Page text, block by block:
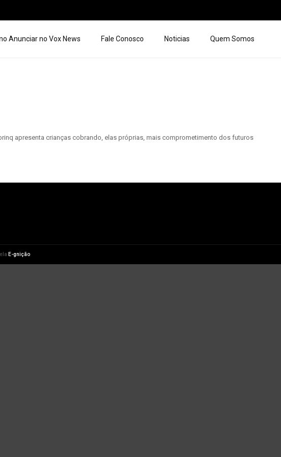
Anunciar no Vox News Fale Conosco Noticias Quem Somos
apresenta crianças cobrando, elas próprias, mais comprometimento dos futuros
E-gnição